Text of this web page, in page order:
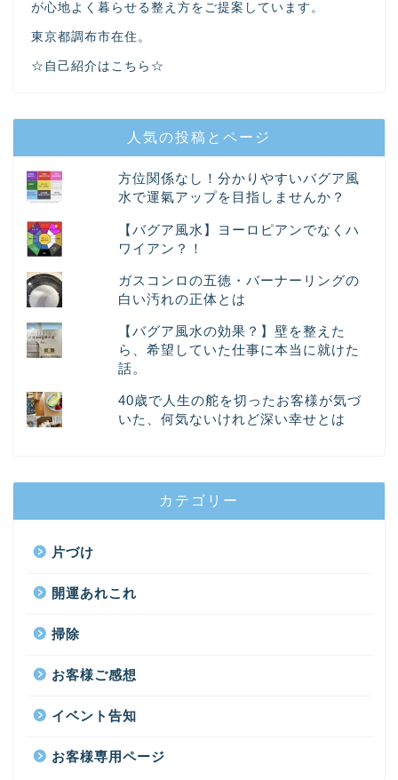
が心地よく暮らせる整え方をご提案しています。
東京都調布市在住。
☆自己紹介はこちら☆
人気の投稿とページ
方位関係なし！分かりやすいバグア風
水で運氣アップを目指しませんか？
【バグア風水】ヨーロピアンでなくハ
ワイアン？！
ガスコンロの五徳・バーナーリングの
白い汚れの正体とは
【バグア風水の効果？】壁を整えた
ら、希望していた仕事に本当に就けた
話。
40歳で人生の舵を切ったお客様が気づ
いた、何気ないけれど深い幸せとは
カテゴリー
片づけ
開運あれこれ
掃除
お客様ご感想
イベント告知
お客様専用ページ